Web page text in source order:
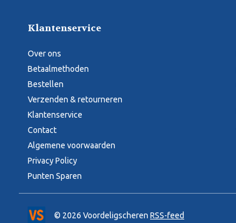
Klantenservice
Over ons
Betaalmethoden
Bestellen
Verzenden & retourneren
Klantenservice
Contact
Algemene voorwaarden
Privacy Policy
Punten Sparen
© 2026 Voordeligscheren RSS-feed